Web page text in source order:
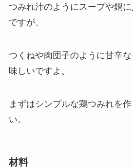
つみれ汁のようにスープや鍋
ですが、
つくねや肉団子のように甘辛
味しいですよ。
まずはシンプルな鶏つみれを
い。
材料